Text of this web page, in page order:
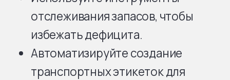
отслеживания запасов, чтобы
избежать дефицита.
Автоматизируйте создание
транспортных этикеток для